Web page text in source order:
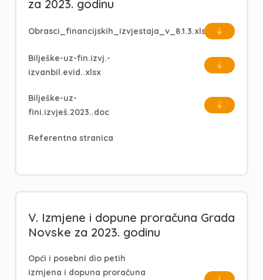
za 2023. godinu
Obrasci_financijskih_izvjestaja_v_8.1.3.xlsx
Bilješke-uz-fin.izvj.-
izvanbil.evid..xlsx
Bilješke-uz-
fini.izvješ.2023..doc
Referentna stranica
V. Izmjene i dopune proračuna Grada
Novske za 2023. godinu
Opći i posebni dio petih
izmjena i dopuna proračuna